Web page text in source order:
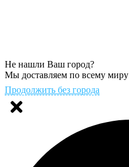
Не нашли Ваш город?
Мы доставляем по всему миру
Продолжить без города